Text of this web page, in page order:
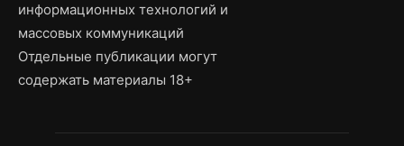
информационных технологий и
массовых коммуникаций
Отдельные публикации могут
содержать материалы 18+